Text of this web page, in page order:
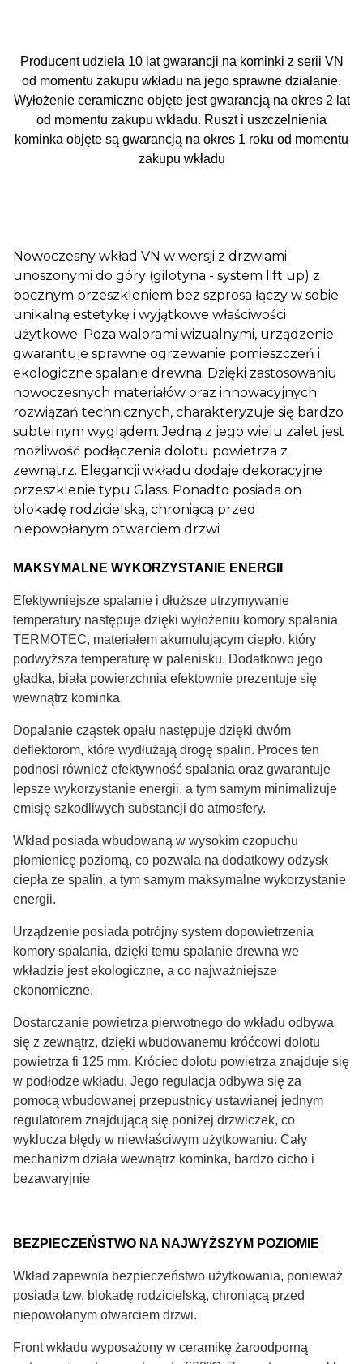
Producent udziela 10 lat gwarancji na kominki z serii VN
od momentu zakupu wkładu na jego sprawne działanie.
Wyłożenie ceramiczne objęte jest gwarancją na okres 2 lat
od momentu zakupu wkładu. Ruszt i uszczelnienia
kominka objęte są gwarancją na okres 1 roku od momentu
zakupu wkładu
Nowoczesny wkład VN w wersji z drzwiami
unoszonymi do góry (gilotyna - system lift up) z
bocznym przeszkleniem bez szprosa łączy w sobie
unikalną estetykę i wyjątkowe właściwości
użytkowe. Poza walorami wizualnymi, urządzenie
gwarantuje sprawne ogrzewanie pomieszczeń i
ekologiczne spalanie drewna. Dzięki zastosowaniu
nowoczesnych materiałów oraz innowacyjnych
rozwiązań technicznych, charakteryzuje się bardzo
subtelnym wyglądem. Jedną z jego wielu zalet jest
możliwość podłączenia dolotu powietrza z
zewnątrz. Elegancji wkładu dodaje dekoracyjne
przeszklenie typu Glass. Ponadto posiada on
blokadę rodzicielską, chroniącą przed
niepowołanym otwarciem drzwi
MAKSYMALNE WYKORZYSTANIE ENERGII
Efektywniejsze spalanie i dłuższe utrzymywanie
temperatury następuje dzięki wyłożeniu komory spalania
TERMOTEC, materiałem akumulującym ciepło, który
podwyższa temperaturę w palenisku. Dodatkowo jego
gładka, biała powierzchnia efektownie prezentuje się
wewnątrz kominka.
Dopalanie cząstek opału następuje dzięki dwóm
deflektorom, które wydłużają drogę spalin. Proces ten
podnosi również efektywność spalania oraz gwarantuje
lepsze wykorzystanie energii, a tym samym minimalizuje
emisję szkodliwych substancji do atmosfery.
Wkład posiada wbudowaną w wysokim czopuchu
płomienicę poziomą, co pozwala na dodatkowy odzysk
ciepła ze spalin, a tym samym maksymalne wykorzystanie
energii.
Urządzenie posiada potrójny system dopowietrzenia
komory spalania, dzięki temu spalanie drewna we
wkładzie jest ekologiczne, a co najważniejsze
ekonomiczne.
Dostarczanie powietrza pierwotnego do wkładu odbywa
się z zewnątrz, dzięki wbudowanemu króćcowi dolotu
powietrza fi 125 mm. Króciec dolotu powietrza znajduje się
w podłodze wkładu. Jego regulacja odbywa się za
pomocą wbudowanej przepustnicy ustawianej jednym
regulatorem znajdującą się poniżej drzwiczek, co
wyklucza błędy w niewłaściwym użytkowaniu. Cały
mechanizm działa wewnątrz kominka, bardzo cicho i
bezawaryjnie
BEZPIECZEŃSTWO NA NAJWYŻSZYM POZIOMIE
Wkład zapewnia bezpieczeństwo użytkowania, ponieważ
posiada tzw. blokadę rodzicielską, chroniącą przed
niepowołanym otwarciem drzwi.
Front wkładu wyposażony w ceramikę żaroodporną